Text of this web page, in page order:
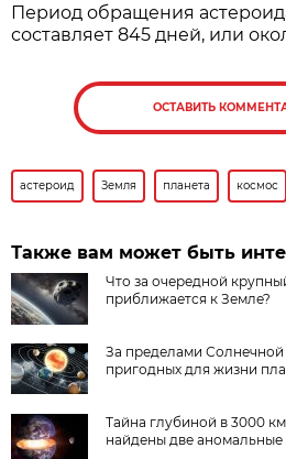
Период обращения
составляет 845 дней, или
ОСТАВИТЬ
астероид Земля планета космос
Также вам может быть
Что за очередной
приближается к Земле?
За пределами
пригодных для жизни
Тайна глубиной в 3000
найдены две аномальные